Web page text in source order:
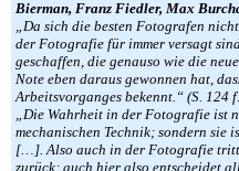
Bierman, Franz Fiedler, Max
„Da sich die besten Fotografen
der Fotografie für immer versagt
geschaffen, die genauso wie die
Note eben daraus gewonnen hat,
Arbeitsvorganges bekennt.“ (S. 124
„Die Wahrheit in der Fotografie ist
mechanischen Technik; sondern sie
[…]. Also auch in der Fotografie tritt
zurück; auch hier also entscheidet